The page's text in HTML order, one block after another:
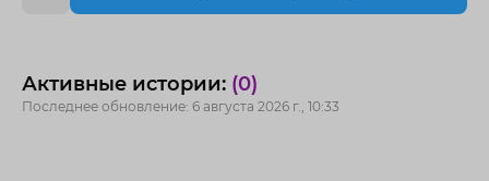
Активные истории: (0)
Последнее обновление: 6 августа 2026 г., 10:33